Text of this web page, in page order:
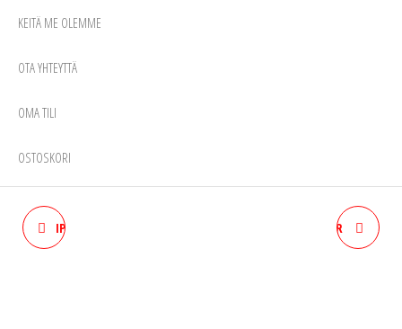
KEITÄ ME OLEMME
OTA YHTEYTTÄ
OMA TILI
OSTOSKORI
IPAD MINI 1-3 SNAP FOLDER GOLLA PHONE WALLET FOR